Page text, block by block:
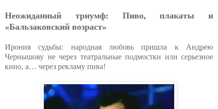
Неожиданный триумф: Пиво, плакаты и
«Бальзаковский возраст»
Ирония судьбы: народная любовь пришла к Андрею
Чернышову не через театральные подмостки или серьезное
кино, а… через рекламу пива!